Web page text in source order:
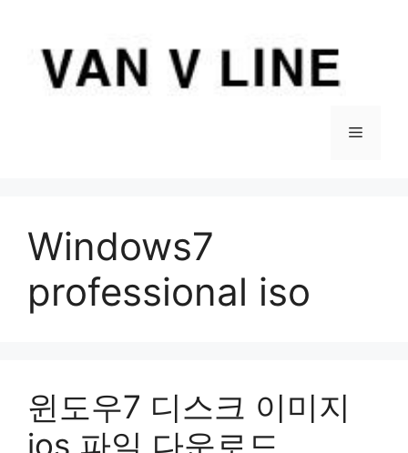
메
Windows7
professional iso
윈도우7 디스크 이미지
ios 파일 다운로드